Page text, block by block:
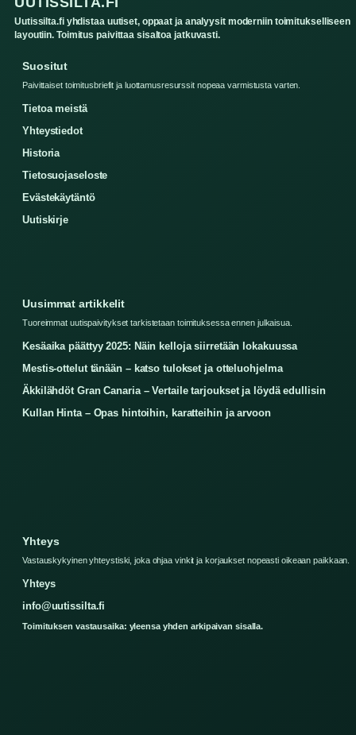
Uutissilta.fi yhdistaa uutiset, oppaat ja analyysit moderniin toimitukselliseen
layoutiin. Toimitus paivittaa sisaltoa jatkuvasti.
Suositut
Paivittaiset toimitusbriefit ja luottamusresurssit nopeaa varmistusta varten.
Tietoa meistä
Yhteystiedot
Historia
Tietosuojaseloste
Evästekäytäntö
Uutiskirje
Uusimmat artikkelit
Tuoreimmat uutispaivitykset tarkistetaan toimituksessa ennen julkaisua.
Kesäaika päättyy 2025: Näin kelloja siirretään lokakuussa
Mestis-ottelut tänään – katso tulokset ja otteluohjelma
Äkkilähdöt Gran Canaria – Vertaile tarjoukset ja löydä edullisin
Kullan Hinta – Opas hintoihin, karatteihin ja arvoon
Yhteys
Vastauskykyinen yhteystiski, joka ohjaa vinkit ja korjaukset nopeasti oikeaan paikkaan.
Yhteys
info@uutissilta.fi
Toimituksen vastausaika: yleensa yhden arkipaivan sisalla.